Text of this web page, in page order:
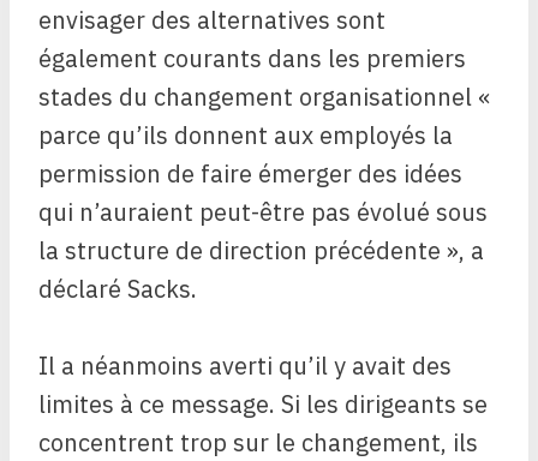
envisager des alternatives sont
également courants dans les premiers
stades du changement organisationnel «
parce qu’ils donnent aux employés la
permission de faire émerger des idées
qui n’auraient peut-être pas évolué sous
la structure de direction précédente », a
déclaré Sacks.
Il a néanmoins averti qu’il y avait des
limites à ce message. Si les dirigeants se
concentrent trop sur le changement, ils